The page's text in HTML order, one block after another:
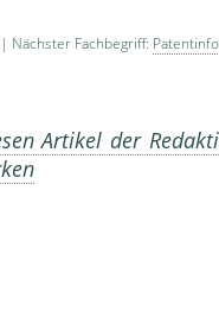
| Nächster Fachbegriff:
Artikel der